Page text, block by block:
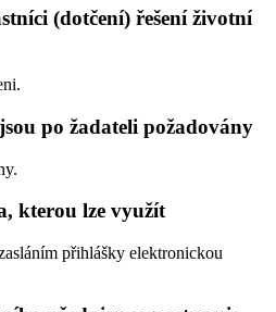
(dotčení) řešení životní
po žadateli požadovány
kterou lze využít
přihlášky elektronickou